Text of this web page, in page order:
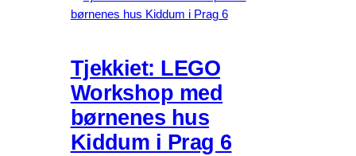
Tjekkiet: LEGO
Workshop med
børnenes hus
Kiddum i Prag 6